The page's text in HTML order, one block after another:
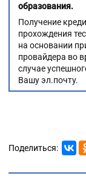
образования.
Получение
прохождения
на основании
провайдера во
случае
Вашу эл.почту.
Поделиться: